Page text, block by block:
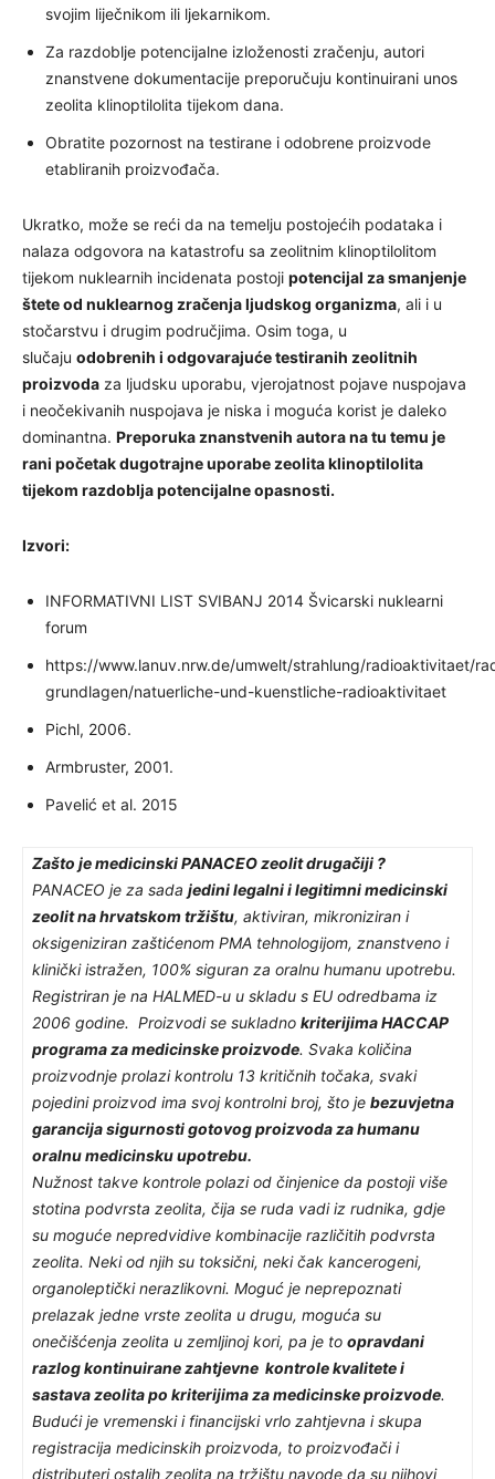
svojim liječnikom ili ljekarnikom.
Za razdoblje potencijalne izloženosti zračenju, autori
znanstvene dokumentacije preporučuju kontinuirani unos
zeolita klinoptilolita tijekom dana.
Obratite pozornost na testirane i odobrene proizvode
etabliranih proizvođača.
Ukratko, može se reći da na temelju postojećih podataka i
nalaza odgovora na katastrofu sa zeolitnim klinoptilolitom
tijekom nuklearnih incidenata postoji potencijal za smanjenje
štete od nuklearnog zračenja ljudskog organizma, ali i u
stočarstvu i drugim područjima. Osim toga, u
slučaju odobrenih i odgovarajuće testiranih zeolitnih
proizvoda za ljudsku uporabu, vjerojatnost pojave nuspojava
i neočekivanih nuspojava je niska i moguća korist je daleko
dominantna. Preporuka znanstvenih autora na tu temu je
rani početak dugotrajne uporabe zeolita klinoptilolita
tijekom razdoblja potencijalne opasnosti.
Izvori:
INFORMATIVNI LIST SVIBANJ 2014 Švicarski nuklearni
forum
https://www.lanuv.nrw.de/umwelt/strahlung/radioaktivitaet/
grundlagen/natuerliche-und-kuenstliche-radioaktivitaet
Pichl, 2006.
Armbruster, 2001.
Pavelić et al. 2015
Zašto je medicinski PANACEO zeolit drugačiji ?
PANACEO je za sada jedini legalni i legitimni medicinski
zeolit na hrvatskom tržištu, aktiviran, mikroniziran i
oksigeniziran zaštićenom PMA tehnologijom, znanstveno i
klinički istražen, 100% siguran za oralnu humanu upotrebu.
Registriran je na HALMED-u u skladu s EU odredbama iz
2006 godine. Proizvodi se sukladno kriterijima HACCAP
programa za medicinske proizvode. Svaka količina
proizvodnje prolazi kontrolu 13 kritičnih točaka, svaki
pojedini proizvod ima svoj kontrolni broj, što je bezuvjetna
garancija sigurnosti gotovog proizvoda za humanu
oralnu medicinsku upotrebu.
Nužnost takve kontrole polazi od činjenice da postoji više
stotina podvrsta zeolita, čija se ruda vadi iz rudnika, gdje
su moguće nepredvidive kombinacije različitih podvrsta
zeolita. Neki od njih su toksični, neki čak kancerogeni,
organoleptički nerazlikovni. Moguć je neprepoznati
prelazak jedne vrste zeolita u drugu, moguća su
onečišćenja zeolita u zemljinoj kori, pa je to opravdani
razlog kontinuirane zahtjevne kontrole kvalitete i
sastava zeolita po kriterijima za medicinske proizvode.
Budući je vremenski i financijski vrlo zahtjevna i skupa
registracija medicinskih proizvoda, to proizvođači i
distributeri ostalih zeolita na tržištu navode da su njihovi